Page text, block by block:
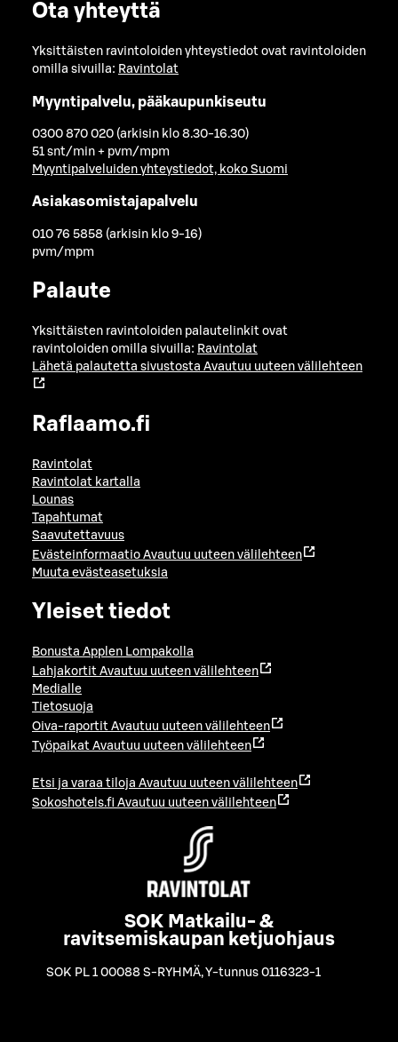
Ota yhteyttä
Yksittäisten ravintoloiden yhteystiedot ovat ravintoloiden
omilla sivuilla: Ravintolat
Myyntipalvelu, pääkaupunkiseutu
0300 870 020 (arkisin klo 8.30-16.30)
51 snt/min + pvm/mpm
Myyntipalveluiden yhteystiedot, koko Suomi
Asiakasomistajapalvelu
010 76 5858 (arkisin klo 9-16)
pvm/mpm
Palaute
Yksittäisten ravintoloiden palautelinkit ovat
ravintoloiden omilla sivuilla: Ravintolat
Lähetä palautetta sivustosta Avautuu uuteen välilehteen
Raflaamo.fi
Ravintolat
Ravintolat kartalla
Lounas
Tapahtumat
Saavutettavuus
Evästeinformaatio Avautuu uuteen välilehteen
Muuta evästeasetuksia
Yleiset tiedot
Bonusta Applen Lompakolla
Lahjakortit Avautuu uuteen välilehteen
Medialle
Tietosuoja
Oiva-raportit Avautuu uuteen välilehteen
Työpaikat Avautuu uuteen välilehteen
Etsi ja varaa tiloja Avautuu uuteen välilehteen
Sokoshotels.fi Avautuu uuteen välilehteen
SOK Matkailu- &
ravitsemiskaupan ketjuohjaus
SOK PL 1 00088 S-RYHMÄ,Y-tunnus 0116323-1